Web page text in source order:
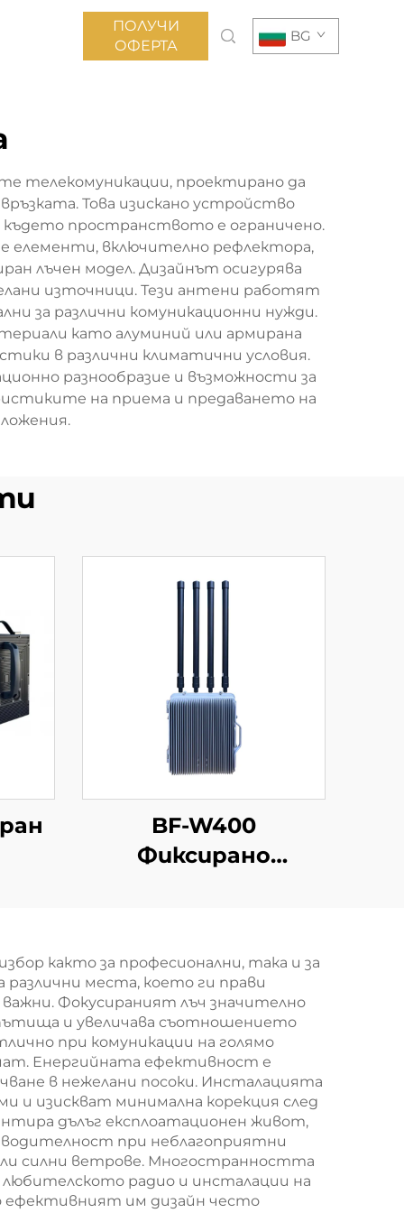
ПОЛУЧИ
ОФЕРТА
BG
телекомуникации, проектирано да
Това изискано устройство
където пространството е ограничено.
елементи, включително рефлектора,
лъчен модел. Дизайнът осигурява
източници. Тези антени работят
за различни комуникационни нужди.
като алуминий или армирана
в различни климатични условия.
разнообразие и възможности за
на приема и предаването на
BF-W400
Фиксирано
както за професионални, така и за
места, което ги прави
Фокусираният лъч значително
и увеличава съотношението
при комуникации на голямо
Енергийната ефективност е
в нежелани посоки. Инсталацията
и изискват минимална корекция след
дълъг експлоатационен живот,
при неблагоприятни
силни ветрове. Многостранността
радио и инсталации на
ефективният им дизайн често